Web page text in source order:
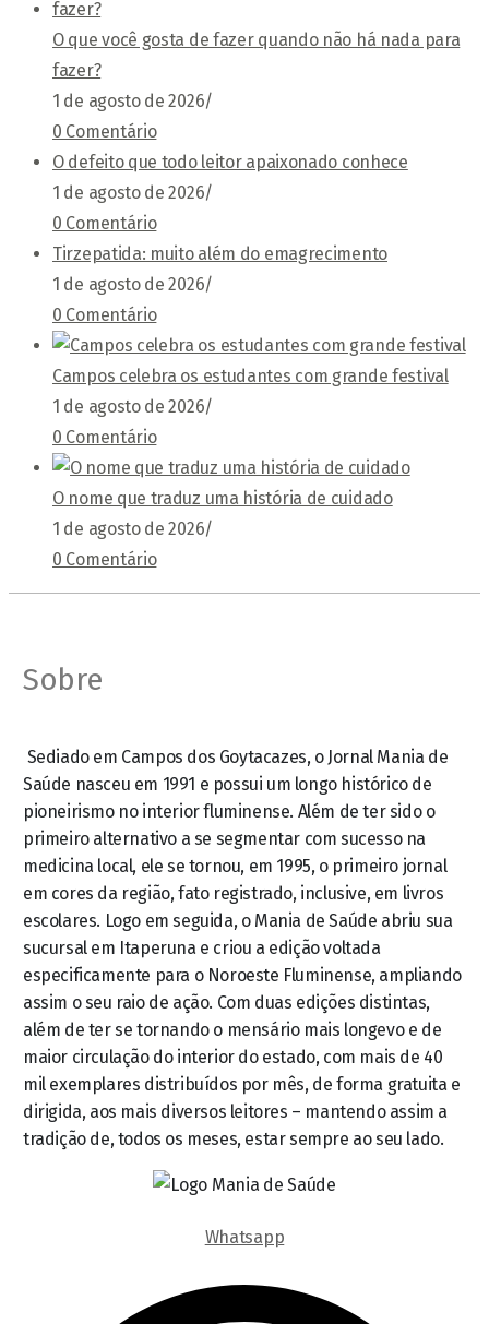
O que você gosta de fazer quando não há nada para
fazer?
1 de agosto de 2026/
0 Comentário
O defeito que todo leitor apaixonado conhece
1 de agosto de 2026/
0 Comentário
Tirzepatida: muito além do emagrecimento
1 de agosto de 2026/
0 Comentário
Campos celebra os estudantes com grande festival
1 de agosto de 2026/
0 Comentário
O nome que traduz uma história de cuidado
1 de agosto de 2026/
0 Comentário
Sobre
Sediado em Campos dos Goytacazes, o Jornal Mania de
Saúde nasceu em 1991 e possui um longo histórico de
pioneirismo no interior fluminense. Além de ter sido o
primeiro alternativo a se segmentar com sucesso na
medicina local, ele se tornou, em 1995, o primeiro jornal
em cores da região, fato registrado, inclusive, em livros
escolares. Logo em seguida, o Mania de Saúde abriu sua
sucursal em Itaperuna e criou a edição voltada
especificamente para o Noroeste Fluminense, ampliando
assim o seu raio de ação. Com duas edições distintas,
além de ter se tornando o mensário mais longevo e de
maior circulação do interior do estado, com mais de 40
mil exemplares distribuídos por mês, de forma gratuita e
dirigida, aos mais diversos leitores – mantendo assim a
tradição de, todos os meses, estar sempre ao seu lado.
Whatsapp